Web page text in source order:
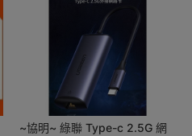
~協明~ 綠聯 Type-c 2.5G 網